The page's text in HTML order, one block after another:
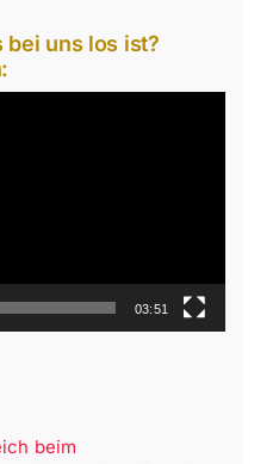
bei uns los ist?
03:51
beim